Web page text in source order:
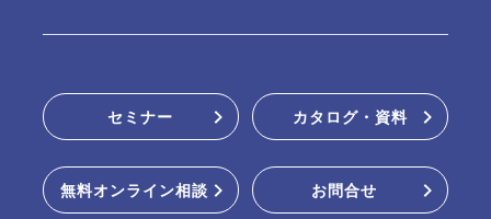
販売パートナー
セミナー カタログ・資料
無料オンライン相談 お問合せ